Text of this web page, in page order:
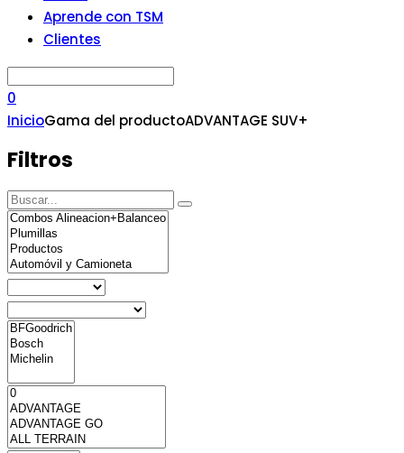
Aprende con TSM
Clientes
0
InicioGama del productoADVANTAGE SUV+
Filtros